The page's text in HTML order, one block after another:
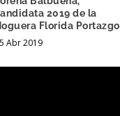
2019 de la
Florida Portazgo
Abr 2019